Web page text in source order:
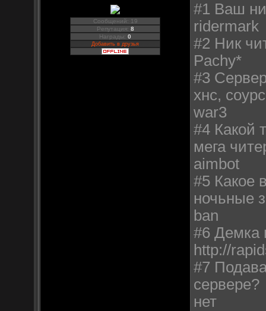
Сообщений: 19
Репутация: 8
Награды:0
Добавить в друзья
#1 Ваш
ridermark
#2 Ник
Pachy*
#3
хнс,
war3
#4 Какой
мега
aimbot
#5 Какое
ночьные
ban
#6 Демка
http://
#7
сервере?
нет